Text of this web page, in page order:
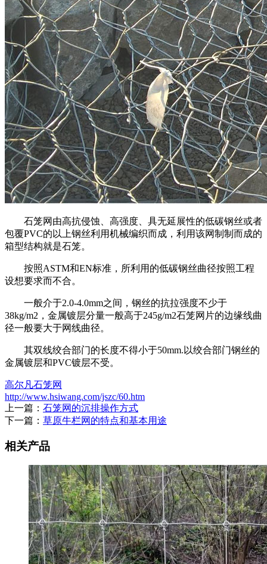
石笼网由高抗侵蚀、高强度、具无延展性的低碳钢丝或者
包覆PVC的以上钢丝利用机械编织而成，利用该网制制而成的
箱型结构就是石笼。
按照ASTM和EN标准，所利用的低碳钢丝曲径按照工程
设想要求而不合。
一般介于2.0-4.0mm之间，钢丝的抗拉强度不少于
38kg/m2，金属镀层分量一般高于245g/m2石笼网片的边缘线曲
径一般要大于网线曲径。
其双线绞合部门的长度不得小于50mm.以绞合部门钢丝的
金属镀层和PVC镀层不受。
高尔凡石笼网
http://www.hsiwang.com/jszc/60.htm
上一篇： 石笼网的沉排操作方式
下一篇： 草原牛栏网的特点和基本用途
相关产品